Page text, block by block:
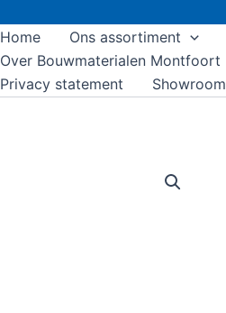
Home Ons assortiment
Over Bouwmaterialen Montfoort
Privacy statement
Showroom